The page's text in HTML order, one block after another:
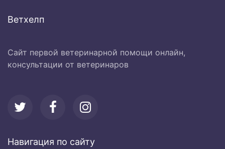
Ветхелп
Сайт первой ветеринарной помощи онлайн,
консультации от ветеринаров
Навигация по сайту